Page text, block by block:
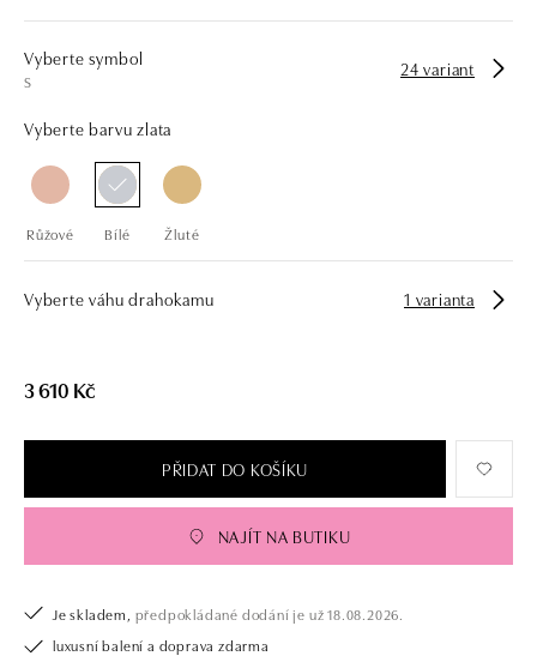
Vyberte symbol
S
24 variant
Vyberte barvu zlata
Růžové Bílé Žluté
Vyberte váhu drahokamu 1 varianta
3 610 Kč
PŘIDAT DO KOŠÍKU
NAJÍT NA BUTIKU
Je skladem, předpokládané dodání je už 18.08.2026.
luxusní balení a doprava zdarma